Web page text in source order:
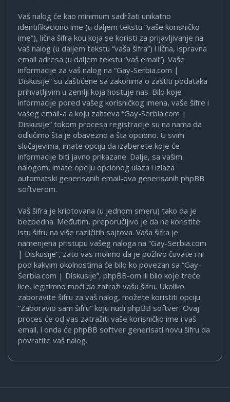
Vaš nalog će kao minimum sadržati unikatno
identifikaciono ime (u daljem tekstu “vaše korisničko
ime”), lična šifra kou koja se koristi za prijavljivanje na
vaš nalog (u daljem tekstu “vaša šifra”) i lična, ispravna
email adresa (u daljem tekstu “vaš email”). Vaše
informacije za vaš nalog na “Gay-Serbia.com |
Diskusije” su zaštićene sa zakonima o zaštiti podataka
prihvatljivim u zemlji koja hostuje nas. Bilo koje
informacije pored vašeg korisničkog imena, vaše šifre i
vašeg email-a a koju zahteva “Gay-Serbia.com |
Diskusije” tokom procesa registracije su na nama da
odlučimo šta je obavezno a šta opciono. U svim
slučajevima, imate opciju da izaberete koje će
informacije biti javno prikazane. Dalje, sa vašim
nalogom, imate opciju opcionog ulaza i izlaza
automatski generisanih email-ova generisanih phpBB
softverom.
Vaš šifra je kriptovana (u jednom smeru) tako da je
bezbedna. Međutim, preporučljivo je da ne koristite
istu šifru na više različitih sajtova. Vaša šifra je
namenjena pristupu vašeg naloga na “Gay-Serbia.com
| Diskusije”, zato vas molimo da je požlivo čuvate i ni
pod kakvim okolnostima će bilo ko povezan sa “Gay-
Serbia.com | Diskusije”, phpBB-om ili bilo koje treće
lice, legitimno moći da zatraži vašu šifru. Ukoliko
zaboravite šifru za vaš nalog, možete koristiti opciju
“Zaboravio sam šifru” koju nudi phpBB softver. Ovaj
proces će od vas zatražiti vaše korisničko ime i vaš
email, i onda će phpBB softver generisati novu šifru da
povratite vaš nalog.